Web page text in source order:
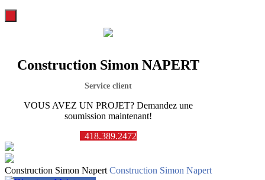
Construction Simon NAPERT
Service client
VOUS AVEZ UN PROJET? Demandez une
soumission maintenant!
418.389.2472
Construction Simon Napert Construction Simon Napert